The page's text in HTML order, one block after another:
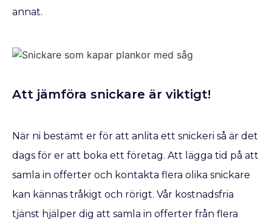
annat.
Att jämföra snickare är viktigt!
När ni bestämt er för att anlita ett snickeri så är det
dags för er att boka ett företag. Att lägga tid på att
samla in offerter och kontakta flera olika snickare
kan kännas tråkigt och rörigt. Vår kostnadsfria
tjänst hjälper dig att samla in offerter från flera